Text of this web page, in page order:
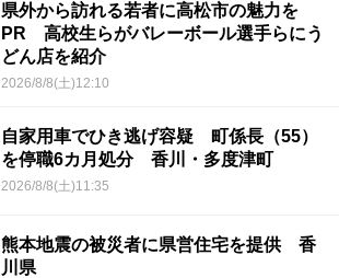
県外から訪れる若者に高松市の魅力を
PR 高校生らがバレーボール選手らにう
どん店を紹介
2026/8/8(土)12:10
自家用車でひき逃げ容疑 町係長（55）
を停職6カ月処分 香川・多度津町
2026/8/8(土)11:35
熊本地震の被災者に県営住宅を提供 香
川県